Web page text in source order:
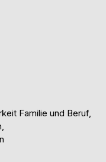
Familie und Beruf,